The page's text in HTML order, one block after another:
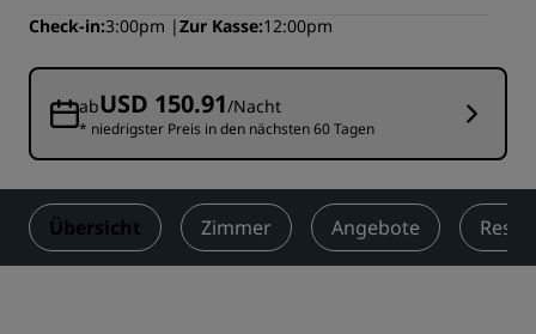
Check-in 3:00pm Zur Kasse 12:00pm
abUSD 150.91/Nacht
* niedrigster Preis in den nächsten 60 Tagen
Übersicht Zimmer Angebote